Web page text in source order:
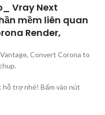
Vray Next
mềm liên quan
Render,
Convert Corona to
hỗ trợ nhé! Bấm vào nút